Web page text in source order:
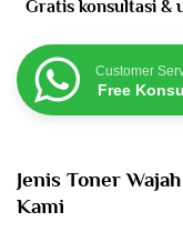
Gratis konsultasi &
Customer
Free
Jenis Toner
Kami